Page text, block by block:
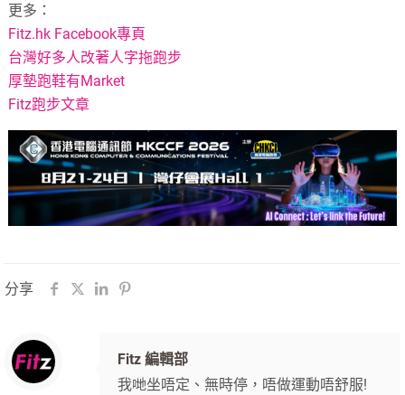
更多：
Fitz.hk Facebook專頁
台灣好多人改著人字拖跑步
厚墊跑鞋有Market
Fitz跑步文章
分享
Fitz 編輯部
我哋坐唔定、無時停，唔做運動唔舒服!